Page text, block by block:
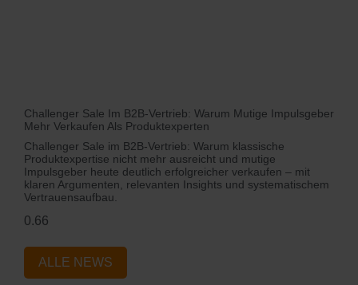
Challenger Sale Im B2B-Vertrieb: Warum Mutige Impulsgeber
Mehr Verkaufen Als Produktexperten
Challenger Sale im B2B-Vertrieb: Warum klassische
Produktexpertise nicht mehr ausreicht und mutige
Impulsgeber heute deutlich erfolgreicher verkaufen – mit
klaren Argumenten, relevanten Insights und systematischem
Vertrauensaufbau.
ALLE NEWS